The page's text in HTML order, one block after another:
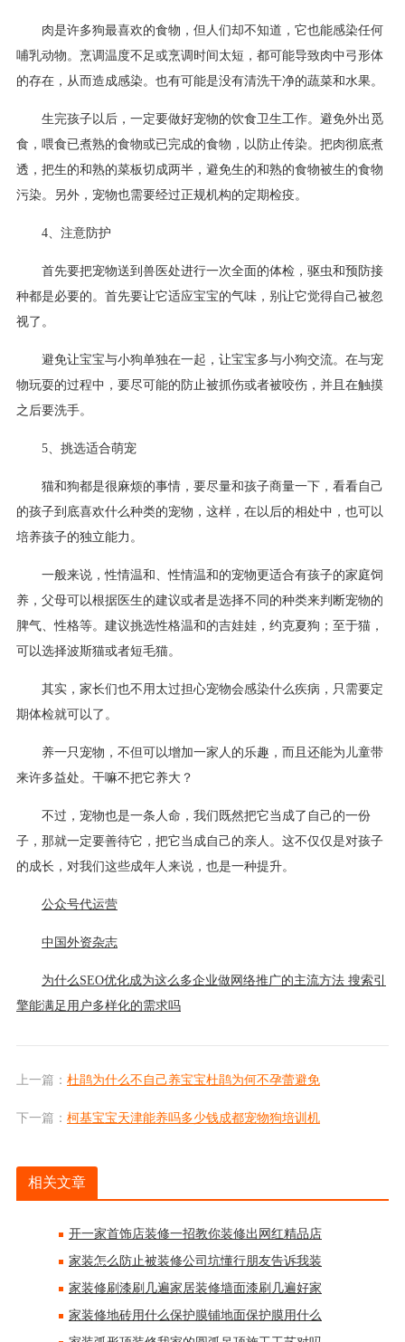
肉是许多狗最喜欢的食物，但人们却不知道，它也能感染任何
哺乳动物。烹调温度不足或烹调时间太短，都可能导致肉中弓形体
的存在，从而造成感染。也有可能是没有清洗干净的蔬菜和水果。
生完孩子以后，一定要做好宠物的饮食卫生工作。避免外出觅
食，喂食已煮熟的食物或已完成的食物，以防止传染。把肉彻底煮
透，把生的和熟的菜板切成两半，避免生的和熟的食物被生的食物
污染。另外，宠物也需要经过正规机构的定期检疫。
4、注意防护
首先要把宠物送到兽医处进行一次全面的体检，驱虫和预防接
种都是必要的。首先要让它适应宝宝的气味，别让它觉得自己被忽
视了。
避免让宝宝与小狗单独在一起，让宝宝多与小狗交流。在与宠
物玩耍的过程中，要尽可能的防止被抓伤或者被咬伤，并且在触摸
之后要洗手。
5、挑选适合萌宠
猫和狗都是很麻烦的事情，要尽量和孩子商量一下，看看自己
的孩子到底喜欢什么种类的宠物，这样，在以后的相处中，也可以
培养孩子的独立能力。
一般来说，性情温和、性情温和的宠物更适合有孩子的家庭饲
养，父母可以根据医生的建议或者是选择不同的种类来判断宠物的
脾气、性格等。建议挑选性格温和的吉娃娃，约克夏狗；至于猫，
可以选择波斯猫或者短毛猫。
其实，家长们也不用太过担心宠物会感染什么疾病，只需要定
期体检就可以了。
养一只宠物，不但可以增加一家人的乐趣，而且还能为儿童带
来许多益处。干嘛不把它养大？
不过，宠物也是一条人命，我们既然把它当成了自己的一份
子，那就一定要善待它，把它当成自己的亲人。这不仅仅是对孩子
的成长，对我们这些成年人来说，也是一种提升。
公众号代运营
中国外资杂志
为什么SEO优化成为这么多企业做网络推广的主流方法 搜索引
擎能满足用户多样化的需求吗
上一篇： 杜鹃为什么不自己养宝宝杜鹃为何不孕蕾避免
下一篇： 柯基宝宝天津能养吗多少钱成都宠物狗培训机
相关文章
开一家首饰店装修一招教你装修出网红精品店
家装怎么防止被装修公司坑懂行朋友告诉我装
家装修刷漆刷几遍家居装修墙面漆刷几遍好家
家装修地砖用什么保护膜铺地面保护膜用什么